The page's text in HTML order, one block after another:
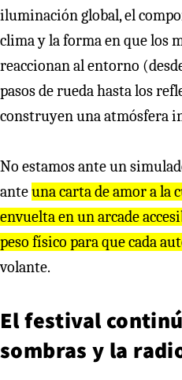
iluminación global, el
clima y la forma en que los
reaccionan al entorno
pasos de rueda hasta los
construyen una atmósfera
No estamos ante un
anteuna carta de amor a
envuelta en un arcade
peso físico para que cada
volante.
El festival
sombras y la